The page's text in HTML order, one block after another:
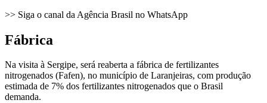
>> Siga o canal da Agência Brasil no WhatsApp
Fábrica
Na visita à Sergipe, será reaberta a fábrica de fertilizantes
nitrogenados (Fafen), no município de Laranjeiras, com produção
estimada de 7% dos fertilizantes nitrogenados que o Brasil
demanda.